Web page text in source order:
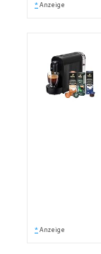
* Anzeige
* Anzeige